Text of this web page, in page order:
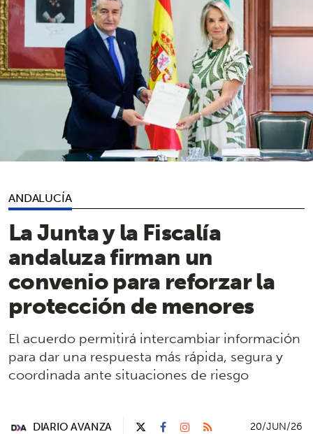
ANDALUCÍA
La Junta y la Fiscalía
andaluza firman un
convenio para reforzar la
protección de menores
El acuerdo permitirá intercambiar información
para dar una respuesta más rápida, segura y
coordinada ante situaciones de riesgo
DIARIO AVANZA 20/JUN/26